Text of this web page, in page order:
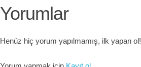
Yorumlar
Henüz hiç yorum yapılmamış, ilk yapan ol!